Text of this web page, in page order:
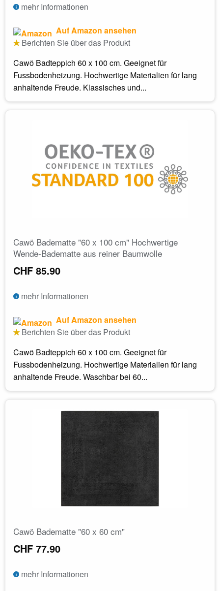
mehr Informationen
Auf Amazon ansehen
Berichten Sie über das Produkt
Cawö Badteppich 60 x 100 cm. Geeignet für
Fussbodenheizung. Hochwertige Materialien für lang
anhaltende Freude. Klassisches und...
Cawö Badematte "60 x 100 cm" Hochwertige
Wende-Badematte aus reiner Baumwolle
CHF 85.90
mehr Informationen
Auf Amazon ansehen
Berichten Sie über das Produkt
Cawö Badteppich 60 x 100 cm. Geeignet für
Fussbodenheizung. Hochwertige Materialien für lang
anhaltende Freude. Waschbar bei 60...
Cawö Badematte "60 x 60 cm"
CHF 77.90
mehr Informationen